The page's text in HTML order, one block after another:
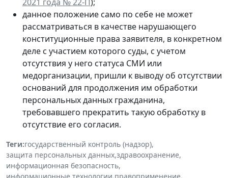
данное положение само по себе не может
рассматриваться в качестве нарушающего
конституционные права заявителя, в конкретном
деле с участием которого суды, с учетом
отсутствия у него статуса СМИ или
медорганизации, пришли к выводу об отсутствии
оснований для продолжения им обработки
персональных данных гражданина,
требовавшего прекратить такую обработку в
отсутствие его согласия.
Теги:государственный контроль (надзор),
защита персональных данных,здравоохранение,
информационная безопасность,